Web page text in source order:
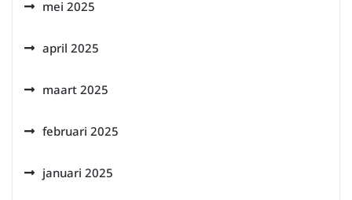
mei 2025
april 2025
maart 2025
februari 2025
januari 2025